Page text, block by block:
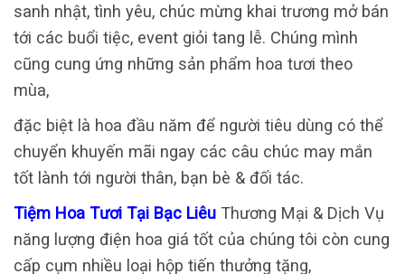
sanh nhật, tình yêu, chúc mừng khai trương mở bán
tới các buổi tiệc, event giỏi tang lễ. Chúng mình
cũng cung ứng những sản phẩm hoa tươi theo
mùa,
đặc biệt là hoa đầu năm để người tiêu dùng có thể
chuyển khuyến mãi ngay các câu chúc may mắn
tốt lành tới người thân, bạn bè & đối tác.
Tiệm Hoa Tươi Tại Bạc Liêu Thương Mại & Dịch Vụ
năng lượng điện hoa giá tốt của chúng tôi còn cung
cấp cụm nhiều loại hộp tiến thưởng tặng,